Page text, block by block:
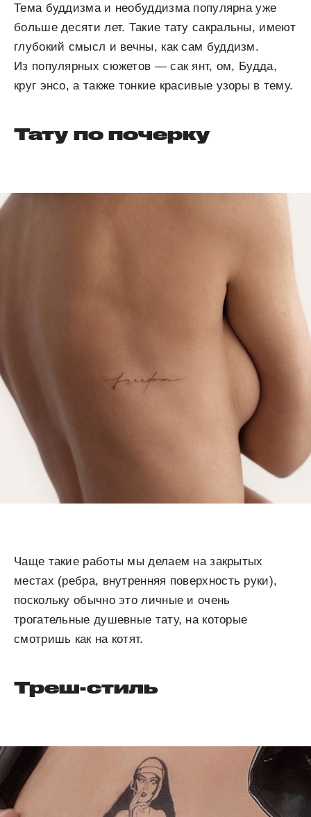
Тема буддизма и необуддизма популярна уже
больше десяти лет. Такие тату сакральны, имеют
глубокий смысл и вечны, как сам буддизм.
Из популярных сюжетов — сак янт, ом, Будда,
круг энсо, а также тонкие красивые узоры в тему.
Тату по почерку
Чаще такие работы мы делаем на закрытых
местах (ребра, внутренняя поверхность руки),
поскольку обычно это личные и очень
трогательные душевные тату, на которые
смотришь как на котят.
Треш-стиль